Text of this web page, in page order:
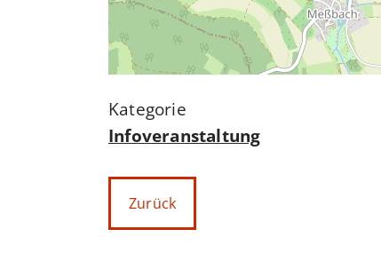
Infoveranstaltung
Zurück